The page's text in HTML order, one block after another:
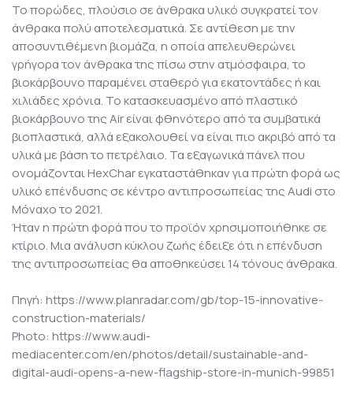
Το πορώδες, πλούσιο σε άνθρακα υλικό συγκρατεί τον
άνθρακα πολύ αποτελεσματικά. Σε αντίθεση με την
αποσυντιθέμενη βιομάζα, η οποία απελευθερώνει
γρήγορα τον άνθρακα της πίσω στην ατμόσφαιρα, το
βιοκάρβουνο παραμένει σταθερό για εκατοντάδες ή και
χιλιάδες χρόνια. Το κατασκευασμένο από πλαστικό
βιοκάρβουνο της Air είναι φθηνότερο από τα συμβατικά
βιοπλαστικά, αλλά εξακολουθεί να είναι πιο ακριβό από τα
υλικά με βάση το πετρέλαιο. Τα εξαγωνικά πάνελ που
ονομάζονται HexChar εγκαταστάθηκαν για πρώτη φορά ως
υλικό επένδυσης σε κέντρο αντιπροσωπείας της Audi στο
Μόναχο το 2021.
Ήταν η πρώτη φορά που το προϊόν χρησιμοποιήθηκε σε
κτίριο. Μια ανάλυση κύκλου ζωής έδειξε ότι η επένδυση
της αντιπροσωπείας θα αποθηκεύσει 14 τόνους άνθρακα.
Πηγή: https://www.planradar.com/gb/top-15-innovative-
construction-materials/
Photo: https://www.audi-
mediacenter.com/en/photos/detail/sustainable-and-
digital-audi-opens-a-new-flagship-store-in-munich-99851